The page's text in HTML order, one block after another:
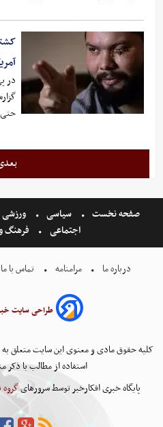
در
صفحه نخست سیاسی ورزشی
اجتماعی
فرهنگ
درباره ما مرامنامه تماس با ما
طراحی سایت
کلیه حقوق مادی و معنوی این سایت متعلق به
استفاده از مطالب با ذکر
پایگاه خبری افکارخبر توسط سرورهایگروه